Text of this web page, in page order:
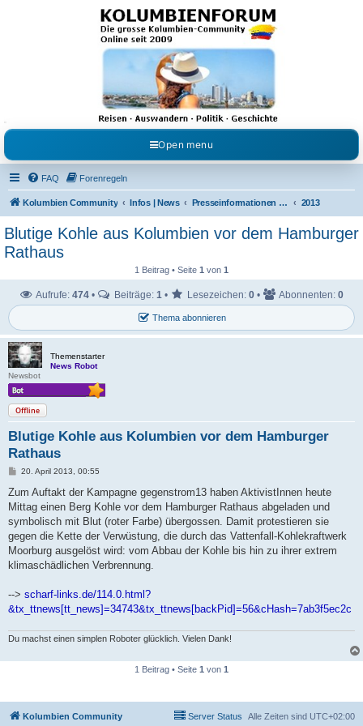
Kolumbienforum - Das
grosse Forum der
Freunde Kolumbiens
Reisen, Auswandern, Kultur, Politik, Geschichte und Visum in Kolumbien und Venezuela.
Austausch, Erfahrungen und Gemeinschaft im Kolumbienforum
Open menu
FAQ Forenregeln
Kolumbien Community Infos | News Presseinformationen & Neuigkeiten 2013
Blutige Kohle aus Kolumbien vor dem Hamburger
Rathaus
1 Beitrag • Seite 1 von 1
Thema abonnieren
Aufrufe: 474 • Beiträge: 1 • Lesezeichen: 0 • Abonnenten: 0
Themenstarter
News Robot
Newsbot
Offline
Blutige Kohle aus Kolumbien vor dem Hamburger
Rathaus
B
i
r
a
20. April 2013, 00:55
Zum Auftakt der Kampagne gegenstrom13 haben AktivistInnen heute
Mittag einen Berg Kohle vor dem Hamburger Rathaus abgeladen und
symbolisch mit Blut (roter Farbe) übergossen. Damit protestieren sie
gegen die Kette der Verwüstung, die durch das Vattenfall-Kohlekraftwerk
Moorburg ausgelöst wird: vom Abbau der Kohle bis hin zu ihrer extrem
klimaschädlichen Verbrennung.
--> scharf-links.de/114.0.html?
&tx_ttnews[tt_news]=34743&tx_ttnews[backPid]=56&cHash=7ab3f5ec2c
Du machst einen simplen Roboter glücklich. Vielen Dank!
1 Beitrag • Seite 1 von 1
Kolumbien Community Alle Zeiten sind UTC+02:00
Server Status